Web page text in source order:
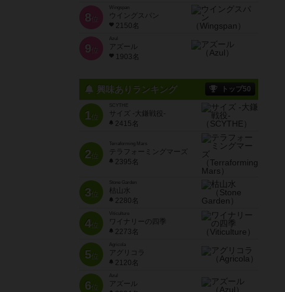
8位
Wingspan
ウイングスパン
2150名
9位
Azul
アズール
1903名
興味ありランキング トップ50
1位
SCYTHE
サイズ -大鎌戦役-
2415名
2位
Terraforming Mars
テラフォーミングマーズ
2395名
3位
Stone Garden
枯山水
2280名
4位
Viticulture
ワイナリーの四季
2273名
5位
Agricola
アグリコラ
2120名
6位
Azul
アズール